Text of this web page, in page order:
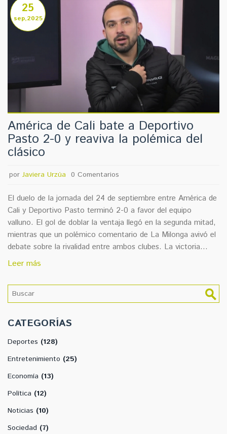
25
sep,2025
América de Cali bate a Deportivo
Pasto 2-0 y reaviva la polémica del
clásico
por Javiera Urzúa 0 Comentarios
El duelo de la jornada del 24 de septiembre entre América de
Cali y Deportivo Pasto terminó 2-0 a favor del equipo
valluno. El gol de doblar la ventaja llegó en la segunda mitad,
mientras que un polémico comentario de La Milonga avivó el
debate sobre la rivalidad entre ambos clubes. La victoria
mantiene a América en la lucha por los primeros puestos.
Leer más
CATEGORÍAS
Deportes (128)
Entretenimiento (25)
Economía (13)
Política (12)
Noticias (10)
Sociedad (7)